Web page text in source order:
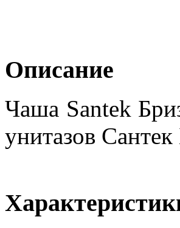
Описание
Чаша Santek
унитазов Сантек